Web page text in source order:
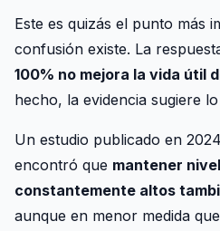
Este es quizás el punto más
confusión existe. La
100% no mejora la vida útil
hecho, la evidencia sugiere
Un estudio publicado en
encontró que mantener
constantemente altos
aunque en menor medida